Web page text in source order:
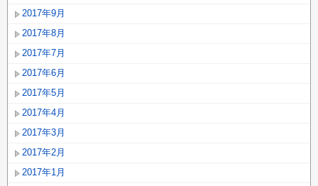
2017年9月
2017年8月
2017年7月
2017年6月
2017年5月
2017年4月
2017年3月
2017年2月
2017年1月